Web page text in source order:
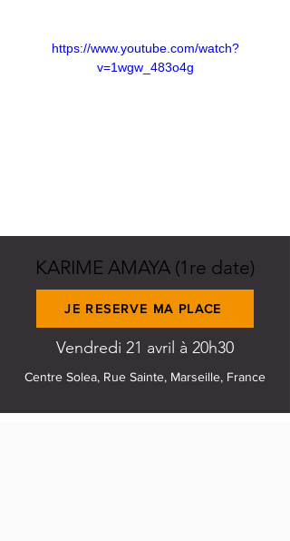
https://www.youtube.com/watch?
v=1wgw_483o4g
KARIME AMAYA (1re date)
JE RESERVE MA PLACE
Vendredi 21 avril à 20h30
Centre Solea, Rue Sainte, Marseille, France